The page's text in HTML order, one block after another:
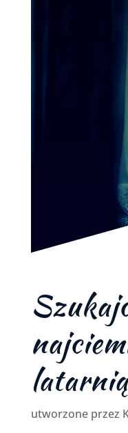
latarnią
utworzone przez